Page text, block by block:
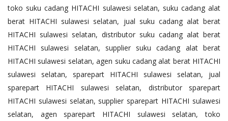
toko suku cadang HITACHI sulawesi selatan, suku cadang alat
berat HITACHI sulawesi selatan, jual suku cadang alat berat
HITACHI sulawesi selatan, distributor suku cadang alat berat
HITACHI sulawesi selatan, supplier suku cadang alat berat
HITACHI sulawesi selatan, agen suku cadang alat berat HITACHI
sulawesi selatan, sparepart HITACHI sulawesi selatan, jual
sparepart HITACHI sulawesi selatan, distributor sparepart
HITACHI sulawesi selatan, supplier sparepart HITACHI sulawesi
selatan, agen sparepart HITACHI sulawesi selatan, toko